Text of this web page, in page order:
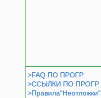
>FAQ ПО ПРОГР.
>ССЫЛКИ ПО ПРОГР.
>Правила"Неотложки"